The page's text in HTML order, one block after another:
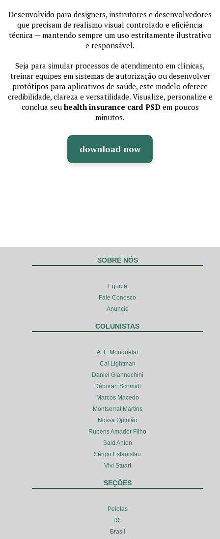
Desenvolvido para designers, instrutores e desenvolvedores
que precisam de realismo visual controlado e eficiência
técnica — mantendo sempre um uso estritamente ilustrativo
e responsável.
Seja para simular processos de atendimento em clínicas,
treinar equipes em sistemas de autorização ou desenvolver
protótipos para aplicativos de saúde, este modelo oferece
credibilidade, clareza e versatilidade. Visualize, personalize e
conclua seu health insurance card PSD em poucos
minutos.
download now
SOBRE NÓS
Equipe
Fale Conosco
Anuncie
COLUNISTAS
A. F. Monquelat
Cal Lightman
Daniel Giannechini
Déborah Schmidt
Marcos Macedo
Montserrat Martins
Nossa Opinião
Rubens Amador Filho
Said Anton
Sérgio Estanislau
Vivi Stuart
SEÇÕES
Pelotas
RS
Brasil